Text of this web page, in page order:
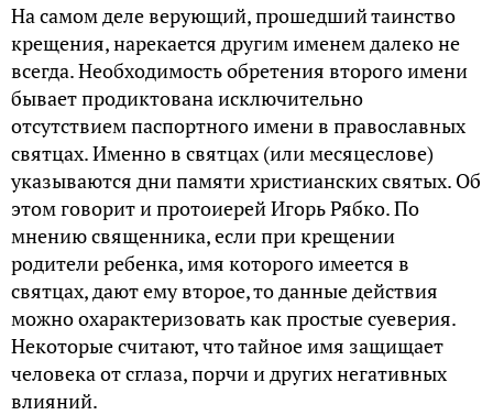
На самом деле верующий, прошедший таинство
крещения, нарекается другим именем далеко не
всегда. Необходимость обретения второго имени
бывает продиктована исключительно
отсутствием паспортного имени в православных
святцах. Именно в святцах (или месяцеслове)
указываются дни памяти христианских святых. Об
этом говорит и протоиерей Игорь Рябко. По
мнению священника, если при крещении
родители ребенка, имя которого имеется в
святцах, дают ему второе, то данные действия
можно охарактеризовать как простые суеверия.
Некоторые считают, что тайное имя защищает
человека от сглаза, порчи и других негативных
влияний.